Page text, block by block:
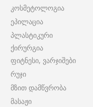
კოსმეტოლოგია
ეპილაცია
პლასტიკური
ქირურგია
ფიტნესი, ვარჯიშები
რუჯი
მზით დამწვრობა
მასაჟი